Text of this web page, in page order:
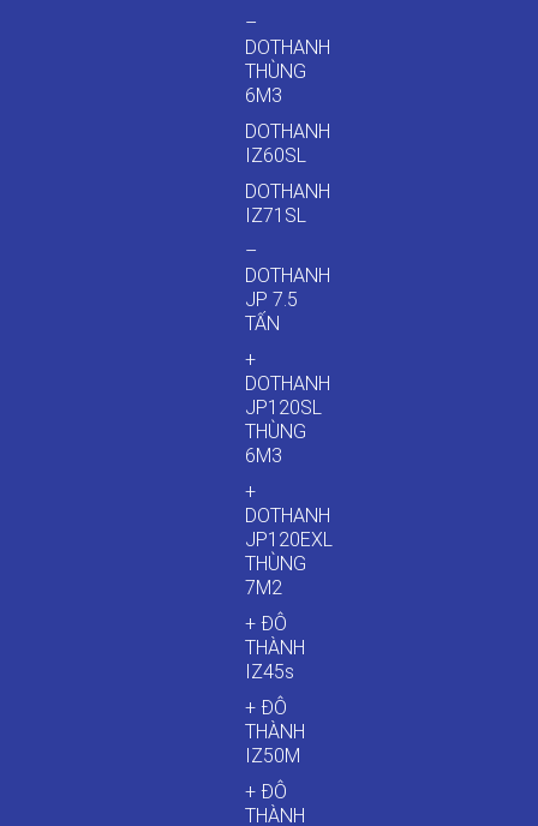
–
DOTHANH
THÙNG
6M3
DOTHANH
IZ60SL
DOTHANH
IZ71SL
–
DOTHANH
JP 7.5
TẤN
+
DOTHANH
JP120SL
THÙNG
6M3
+
DOTHANH
JP120EXL
THÙNG
7M2
+ ĐÔ
THÀNH
IZ45s
+ ĐÔ
THÀNH
IZ50M
+ ĐÔ
THÀNH